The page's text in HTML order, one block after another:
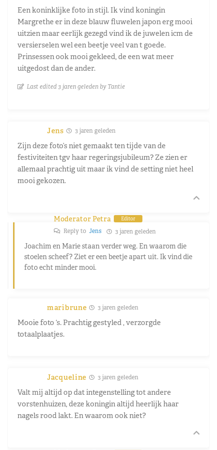
Een koninklijke foto in stijl. Ik vind koningin
Margrethe er in deze blauw fluwelen japon erg mooi
uitzien maar eerlijk gezegd vind ik de juwelen icm de
versierselen wel een beetje veel van t goede.
Prinsessen ook mooi gekleed, de een wat meer
uitgedost dan de ander.
Last edited 3 jaren geleden by Tantie
Jens 3 jaren geleden
Zijn deze foto’s niet gemaakt ten tijde van de
festiviteiten tgv haar regeringsjubileum? Ze zien er
allemaal prachtig uit maar ik vind de setting niet heel
mooi gekozen.
Moderator Petra Editor
Reply to Jens 3 jaren geleden
Joachim en Marie staan verder weg. En waarom die
stoelen scheef? Ziet er een beetje apart uit. Ik vind die
foto echt minder mooi.
maribrune 3 jaren geleden
Mooie foto ‘s. Prachtig gestyled , verzorgde
totaalplaatjes.
Jacqueline 3 jaren geleden
Valt mij altijd op dat integenstelling tot andere
vorstenhuizen, deze koningin altijd heerlijk haar
nagels rood lakt. En waarom ook niet?